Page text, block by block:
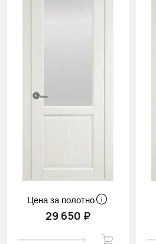
Цена за полотно
29 650 ₽